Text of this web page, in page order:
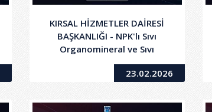
KIRSAL HİZMETLER DAİRESİ
BAŞKANLIĞI - NPK'lı Sıvı
Organomineral ve Sıvı
Mikrobiyal Gübre Mal Alımı
23.02.2026